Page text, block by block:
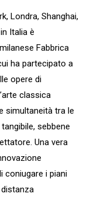
Londra, Shanghai,
Italia è
Fabbrica
ha partecipato a
opere di
classica
simultaneità tra le
sebbene
Una vera
coniugare i piani